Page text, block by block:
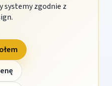
systemy zgodnie z